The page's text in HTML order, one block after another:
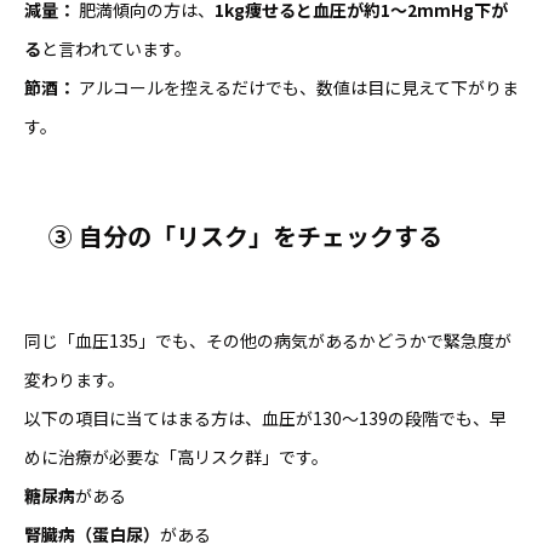
減量： 肥満傾向の方は、 1kg痩せると血圧が約1〜2mmHg下が
ると言われています。
節酒： アルコールを控えるだけでも、数値は目に見えて下がりま
す。
③ 自分の「リスク」をチェックする
同じ「血圧135」でも、その他の病気があるかどうかで緊急度が
変わります。
以下の項目に当てはまる方は、血圧が130〜139の段階でも、早
めに治療が必要な「高リスク群」です。
糖尿病がある
腎臓病（蛋白尿） がある